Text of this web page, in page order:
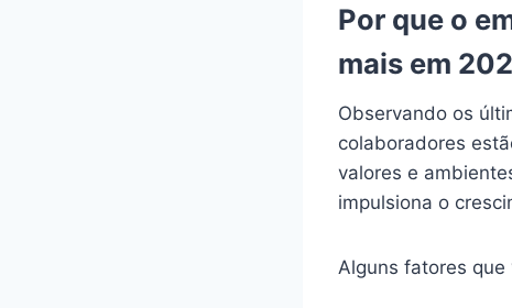
Por que o
mais em
Observando os
colaboradores
valores e
impulsiona o
Alguns fatores que